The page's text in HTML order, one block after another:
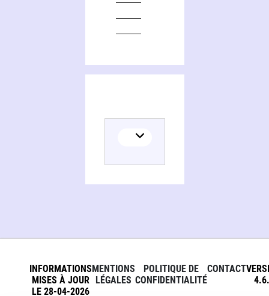
INFORMATIONS
MISES À JOUR
LE 28-04-2026
MENTIONS
LÉGALES
POLITIQUE DE
CONFIDENTIALITÉ
CONTACT